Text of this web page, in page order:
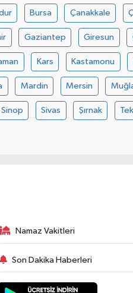
Bursa Çanakkale
Gaziantep Giresun
Kars Kastamonu
Mardin Mersin
Sinop Sivas Şırnak
Namaz Vakitleri
Son Dakika Haberleri